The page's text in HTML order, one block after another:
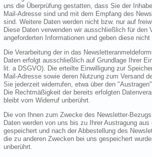
uns die Überprüfung gestatten, dass Sie der
Mail-Adresse sind und mit dem Empfang des
sind. Weitere Daten werden nicht bzw. nur auf
Diese Daten verwenden wir ausschließlich für den
angeforderten Informationen und geben diese nicht
Die Verarbeitung der in das
Daten erfolgt ausschließlich auf Grundlage Ihrer
lit. a DSGVO). Die erteilte Einwilligung zur
Mail-Adresse sowie deren Nutzung zum Versand
Sie jederzeit widerrufen, etwa über den
Die Rechtmäßigkeit der bereits erfolgten
bleibt vom Widerruf unberührt.
Die von Ihnen zum Zwecke des Newsletter-
Daten werden von uns bis zu Ihrer Austragung
gespeichert und nach der Abbestellung des
die zu anderen Zwecken bei uns gespeichert
unberührt.